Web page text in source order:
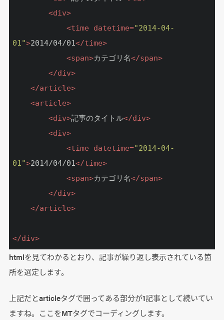
<div>
<time datetime="2014-04-
01">2014/04/01</time>
<span>カテゴリ名</span>
</div>
</article>
<article>
<div>記事のタイトル</div>
<div>
<time datetime="2014-04-
01">2014/04/01</time>
<span>カテゴリ名</span>
</div>
</article>
</div>
htmlを見てわかるとおり、記事が繰り返し表示されている箇
所を選定します。
上記だとarticleタグで囲ってある部分が1記事として続いてい
ますね。ここをMTタグでコーディングします。